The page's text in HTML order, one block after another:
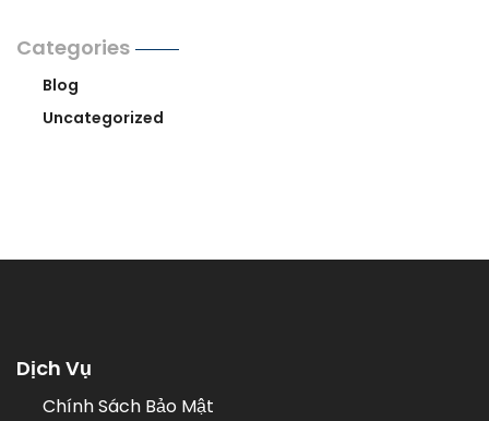
Categories
Blog
Uncategorized
Dịch Vụ
Chính Sách Bảo Mật